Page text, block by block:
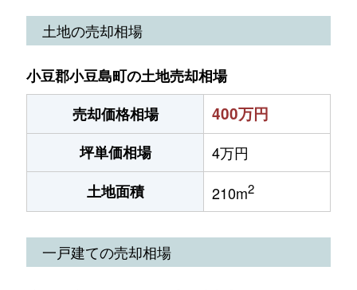
土地の売却相場
小豆郡小豆島町の土地売却相場
売却価格相場
400万円
坪単価相場
4万円
土地面積
210m2
一戸建ての売却相場